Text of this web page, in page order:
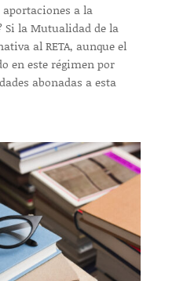
aportaciones a la
Si la Mutualidad de la
al RETA, aunque el
en este régimen por
abonadas a esta